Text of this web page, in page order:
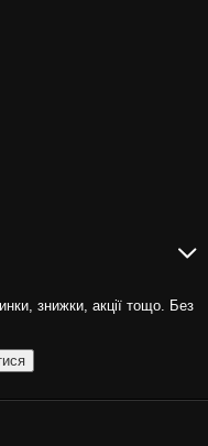
знижки, акції тощо. Без